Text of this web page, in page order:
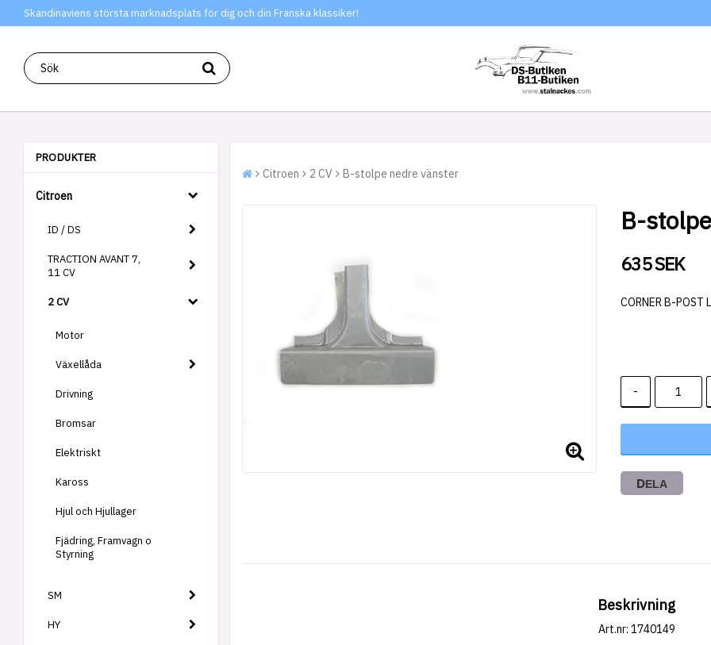
Skandinaviens största marknadsplats för dig och din Franska klassiker!
PRODUKTER
Citroen
ID / DS
TRACTION AVANT 7,
11 CV
2 CV
Motor
Växellåda
Drivning
Bromsar
Elektriskt
Kaross
Hjul och Hjullager
Fjädring, Framvagn o
Styrning
SM
HY
Citroen 2 CV B-stolpe nedre vänster
B-
635 SEK
CORNER B-POST
-
DELA
Beskrivning
Art.nr: 1740149